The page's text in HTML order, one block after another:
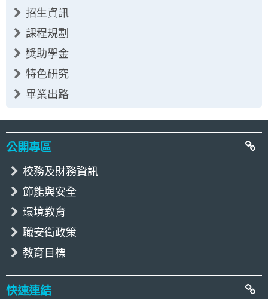
招生資訊
課程規劃
獎助學金
特色研究
畢業出路
:::
公開專區
校務及財務資訊
節能與安全
環境教育
職安衛政策
教育目標
快速連結